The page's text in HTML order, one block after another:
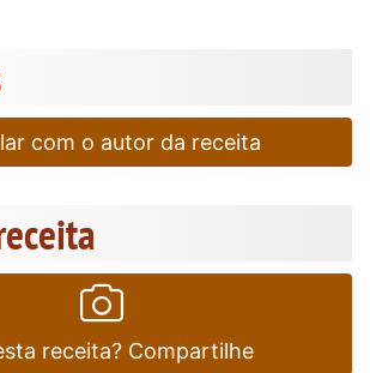
com o autor da receita
receita? Compartilhe